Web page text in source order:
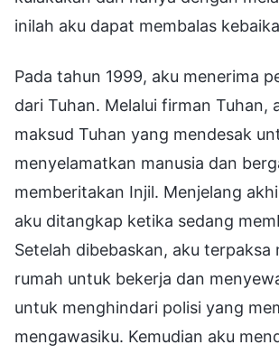
inilah aku dapat membalas
Pada tahun 1999, aku menerima
dari Tuhan. Melalui firman Tuhan,
maksud Tuhan yang mendesak
menyelamatkan manusia dan
memberitakan Injil. Menjelang
aku ditangkap ketika sedang
Setelah dibebaskan, aku terpaksa
rumah untuk bekerja dan
untuk menghindari polisi yang
mengawasiku. Kemudian aku